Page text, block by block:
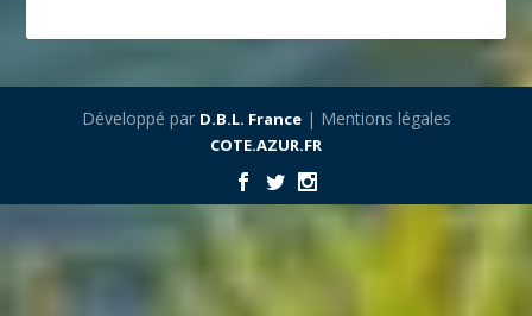
Développé par D.B.L. France| Mentions légales
COTE.AZUR.FR